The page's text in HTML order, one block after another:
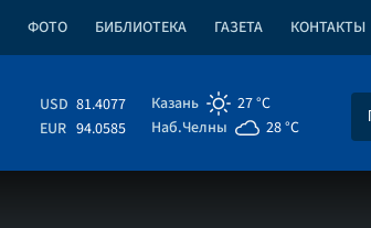
ФОТО БИБЛИОТЕКА ГАЗЕТА КОНТАКТЫ
USD 81.4077
EUR 94.0585
Казань
27 °C
Наб.Челны
28 °C